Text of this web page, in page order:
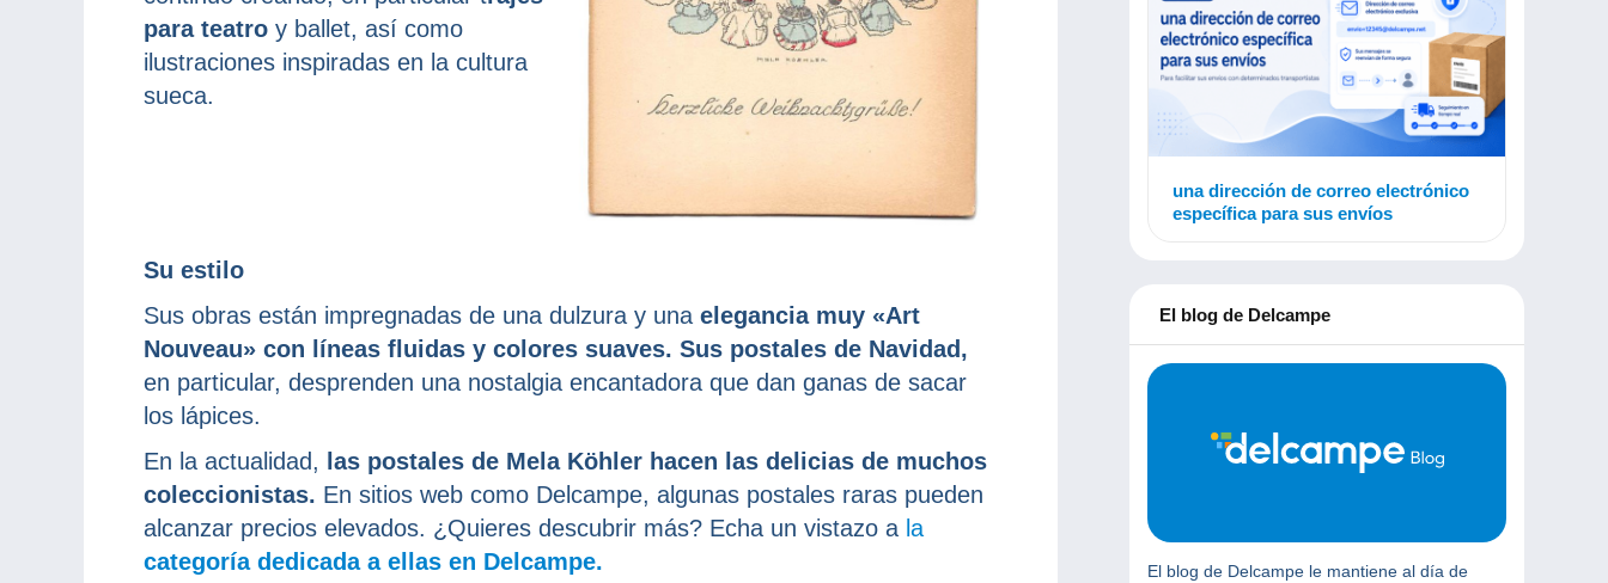
para teatro y ballet, así como
ilustraciones inspiradas en la cultura
sueca.
Su estilo
Sus obras están impregnadas de una dulzura y una elegancia muy «Art
Nouveau» con líneas fluidas y colores suaves. Sus postales de Navidad,
en particular, desprenden una nostalgia encantadora que dan ganas de sacar
los lápices.
En la actualidad,
las postales de Mela Köhler hacen las delicias de muchos
coleccionistas. En sitios web como Delcampe, algunas postales raras pueden
alcanzar precios elevados. ¿Quieres descubrir más? Echa un vistazo a la
categoría dedicada a ellas en Delcampe.
una dirección de correo electrónico
específica para sus envíos
El blog de Delcampe
El blog de Delcampe le mantiene al día de